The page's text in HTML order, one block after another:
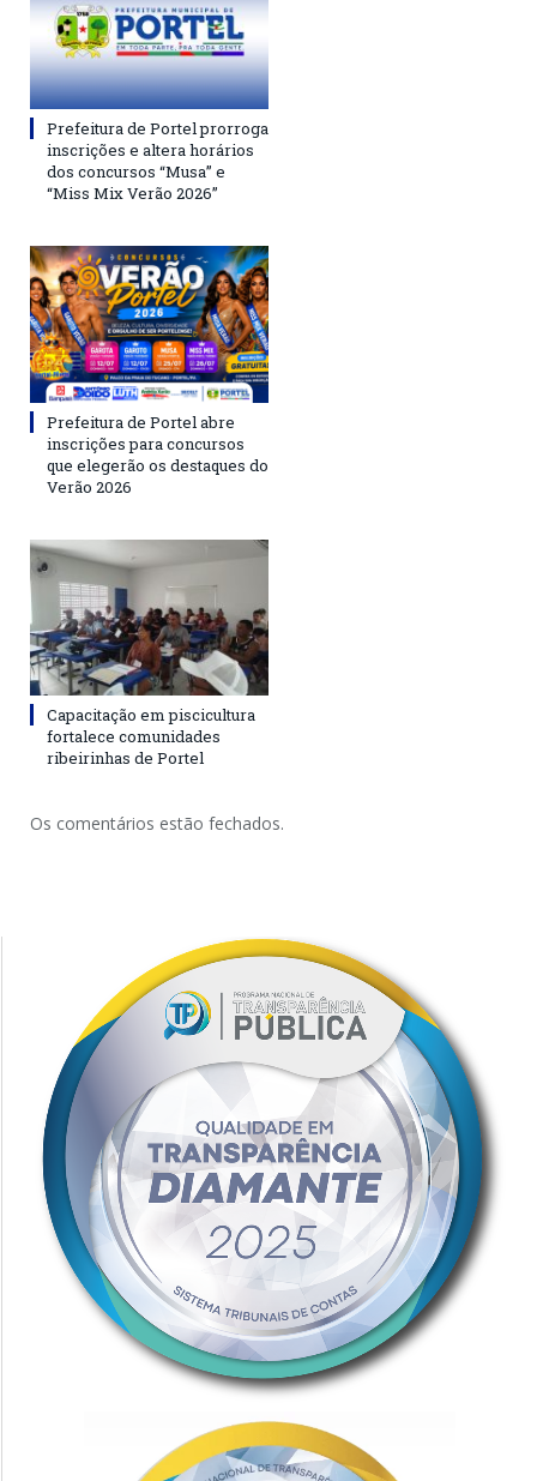
Prefeitura de Portel prorroga
inscrições e altera horários
dos concursos “Musa” e
“Miss Mix Verão 2026”
Prefeitura de Portel abre
inscrições para concursos
que elegerão os destaques do
Verão 2026
Capacitação em piscicultura
fortalece comunidades
ribeirinhas de Portel
Os comentários estão fechados.